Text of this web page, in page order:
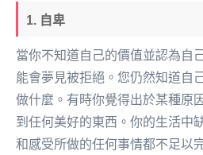
1. 自卑
當你不知道自己的價值並認為自
能會夢見被拒絕。您仍然知道自
做什麼。有時你覺得出於某種原
到任何美好的東西。你的生活中
和感受所做的任何事情都不足以